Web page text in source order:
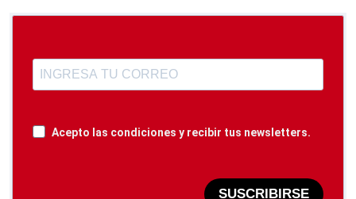
Acepto las condiciones y recibir tus newsletters.
SUSCRIBIRSE